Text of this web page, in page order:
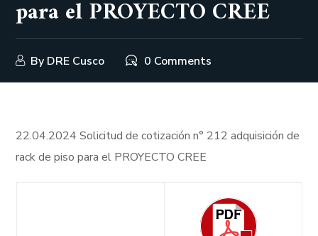
para el PROYECTO CREE
By DRE Cusco 0 Comments
22.04.2024 Solicitud de cotización n° 212 adquisición de
rack de piso para el PROYECTO CREE